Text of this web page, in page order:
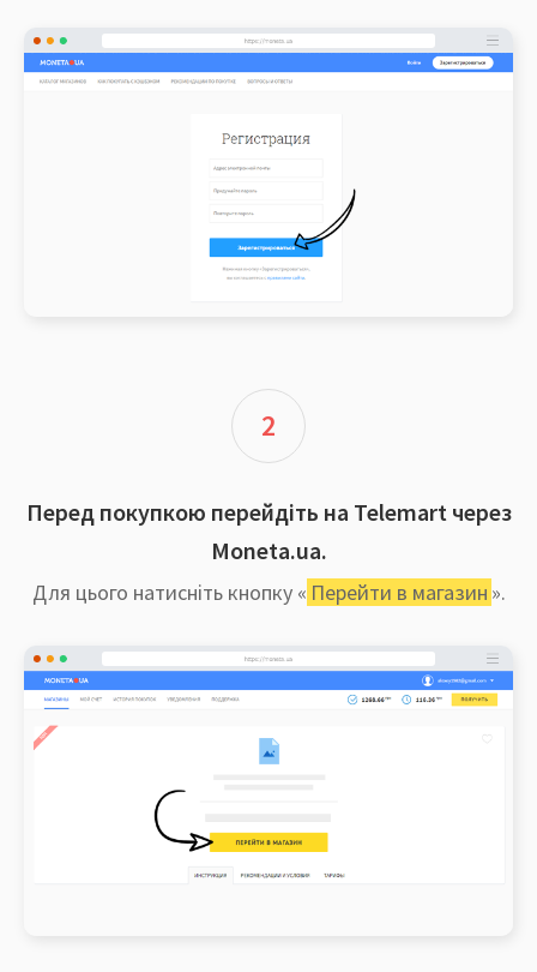
2
Перед покупкою перейдіть на Telemart через
Moneta.ua.
Для цього натисніть кнопку « Перейти в магазин ».